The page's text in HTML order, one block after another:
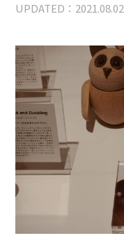
UPDATED：2021.08.02